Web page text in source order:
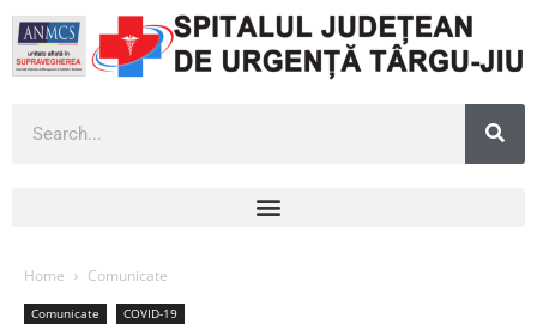
Home Comunicate
Comunicate COVID-19